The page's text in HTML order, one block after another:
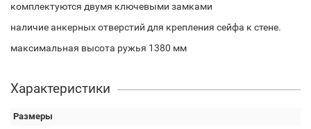
комплектуются двумя ключевыми замками
наличие анкерных отверстий для крепления сейфа к стене.
максимальная высота ружья 1380 мм
Характеристики
Размеры